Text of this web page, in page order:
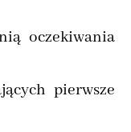
oczekiwania
pierwsze